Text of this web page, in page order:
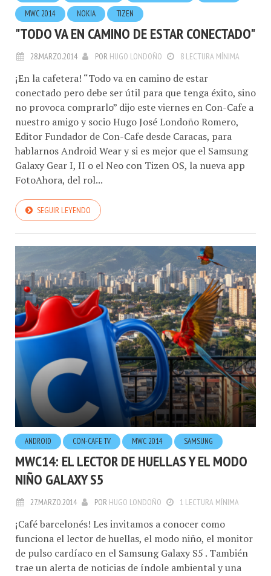
MWC 2014
NOKIA TIZEN
"TODO VA EN CAMINO DE ESTAR CONECTADO"
28.MARZO.2014 POR HUGO LONDOÑO 8 LECTURA MÍNIMA
¡En la cafetera! “Todo va en camino de estar
conectado pero debe ser útil para que tenga éxito, sino
no provoca comprarlo” dijo este viernes en Con-Cafe a
nuestro amigo y socio Hugo José Londoño Romero,
Editor Fundador de Con-Cafe desde Caracas, para
hablarnos Android Wear y si es mejor que el Samsung
Galaxy Gear I, II o el Neo con Tizen OS, la nueva app
FotoAhora, del rol...
SEGUIR LEYENDO
ANDROID CON-CAFE TV MWC 2014 SAMSUNG
MWC14: EL LECTOR DE HUELLAS Y EL MODO
NIÑO GALAXY S5
27.MARZO.2014 POR HUGO LONDOÑO 1 LECTURA MÍNIMA
¡Café barcelonés! Les invitamos a conocer como
funciona el lector de huellas, el modo niño, el monitor
de pulso cardíaco en el Samsung Galaxy S5 . También
trae un alerta de noticias de índole ambiental y una